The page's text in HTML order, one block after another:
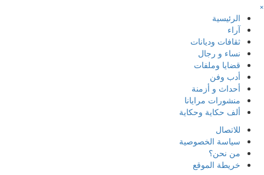
×
الرئيسية
آراء
ثقافات وديانات
نساء و رجال
قضايا وملفات
أدب وفن
أحداث و أزمنة
منشورات مرايانا
ألف حكاية وحكاية
للاتصال
سياسة الخصوصية
من نحن؟
خريطة الموقع